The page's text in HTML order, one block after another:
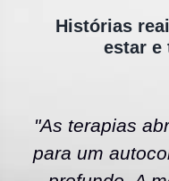
Histórias
estar e
"As terapias
para um